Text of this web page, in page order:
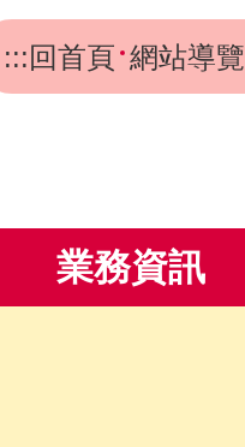
:::回首頁 網站導覽
業務資訊